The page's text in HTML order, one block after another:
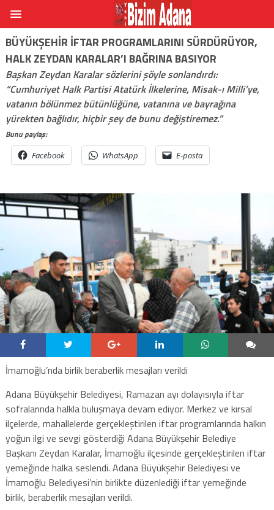
BÜYÜKŞEHIR IFTAR PROGRAMLARINI SÜRDÜRÜYOR,
HALK ZEYDAN KARALAR’I BAĞRINA BASIYOR
Başkan Zeydan Karalar sözlerini şöyle sonlandırdı:
“Cumhuriyet Halk Partisi Atatürk İlkelerine, Misak-ı Milli’ye,
vatanın bölünmez bütünlüğüne, vatanına ve bayrağına
yürekten bağlıdır, hiçbir şey de bunu değiştiremez.”
Bunu paylaş:
Facebook WhatsApp E-posta
İmamoğlu’nda birlik beraberlik mesajları verildi
Adana Büyükşehir Belediyesi, Ramazan ayı dolayısıyla iftar
sofralarında halkla buluşmaya devam ediyor. Merkez ve kırsal
ilçelerde, mahallelerde gerçekleştirilen iftar programlarında halkın
yoğun ilgi ve sevgi gösterdiği Adana Büyükşehir Belediye
Başkanı Zeydan Karalar, İmamoğlu ilçesinde gerçekleştirilen iftar
yemeğinde halka seslendi. Adana Büyükşehir Belediyesi ve
İmamoğlu Belediyesi’nin birlikte düzenlediği iftar yemeğinde
birlik, beraberlik mesajları verildi.